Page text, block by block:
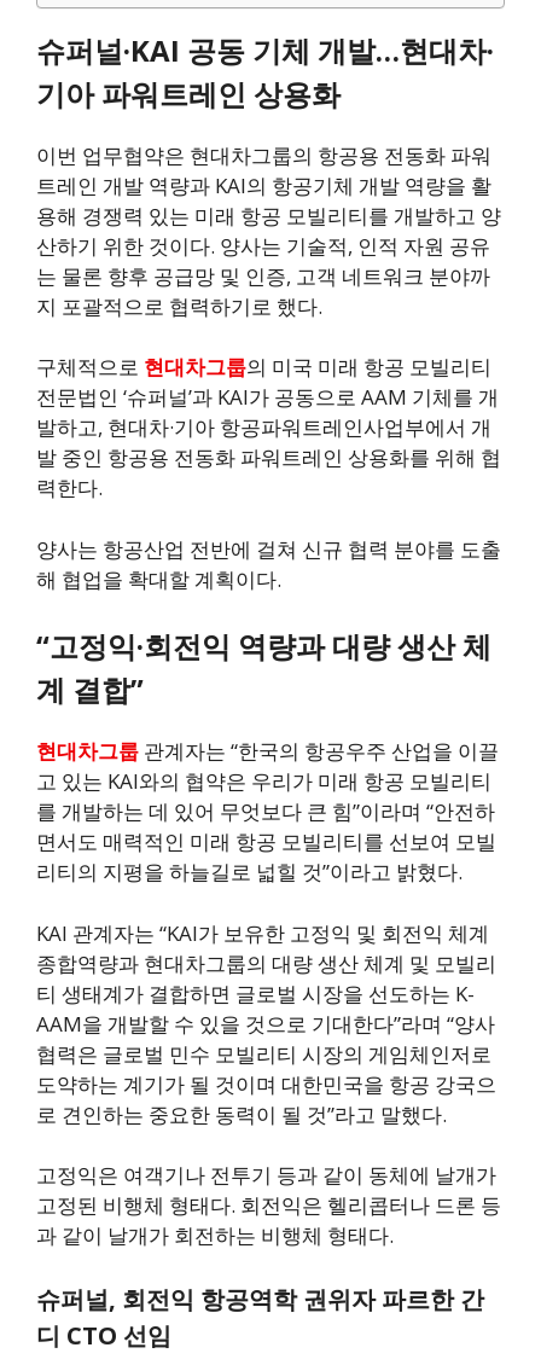
슈퍼널·KAI 공동 기체 개발…현대차·
기아 파워트레인 상용화
이번 업무협약은 현대차그룹의 항공용 전동화 파워
트레인 개발 역량과 KAI의 항공기체 개발 역량을 활
용해 경쟁력 있는 미래 항공 모빌리티를 개발하고 양
산하기 위한 것이다. 양사는 기술적, 인적 자원 공유
는 물론 향후 공급망 및 인증, 고객 네트워크 분야까
지 포괄적으로 협력하기로 했다.
구체적으로 현대차그룹의 미국 미래 항공 모빌리티
전문법인 ‘슈퍼널’과 KAI가 공동으로 AAM 기체를 개
발하고, 현대차·기아 항공파워트레인사업부에서 개
발 중인 항공용 전동화 파워트레인 상용화를 위해 협
력한다.
양사는 항공산업 전반에 걸쳐 신규 협력 분야를 도출
해 협업을 확대할 계획이다.
“고정익·회전익 역량과 대량 생산 체
계 결합”
현대차그룹 관계자는 “한국의 항공우주 산업을 이끌
고 있는 KAI와의 협약은 우리가 미래 항공 모빌리티
를 개발하는 데 있어 무엇보다 큰 힘”이라며 “안전하
면서도 매력적인 미래 항공 모빌리티를 선보여 모빌
리티의 지평을 하늘길로 넓힐 것”이라고 밝혔다.
KAI 관계자는 “KAI가 보유한 고정익 및 회전익 체계
종합역량과 현대차그룹의 대량 생산 체계 및 모빌리
티 생태계가 결합하면 글로벌 시장을 선도하는 K-
AAM을 개발할 수 있을 것으로 기대한다”라며 “양사
협력은 글로벌 민수 모빌리티 시장의 게임체인저로
도약하는 계기가 될 것이며 대한민국을 항공 강국으
로 견인하는 중요한 동력이 될 것”라고 말했다.
고정익은 여객기나 전투기 등과 같이 동체에 날개가
고정된 비행체 형태다. 회전익은 헬리콥터나 드론 등
과 같이 날개가 회전하는 비행체 형태다.
슈퍼널, 회전익 항공역학 권위자 파르한 간
디 CTO 선임